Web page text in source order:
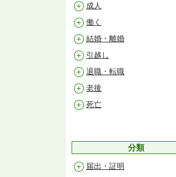
成人
働く
結婚・離婚
引越し
退職・転職
老後
死亡
分類
届出・証明